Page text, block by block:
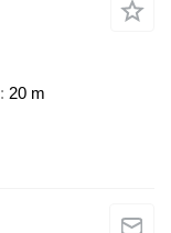
20 m